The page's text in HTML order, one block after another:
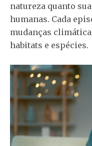
natureza quanto
humanas. Cada
mudanças
habitats e espécies.